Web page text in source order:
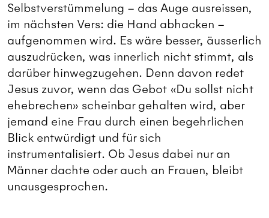
Selbstverstümmelung – das Auge ausreissen,
im nächsten Vers: die Hand abhacken –
aufgenommen wird. Es wäre besser, äusserlich
auszudrücken, was innerlich nicht stimmt, als
darüber hinwegzugehen. Denn davon redet
Jesus zuvor, wenn das Gebot «Du sollst nicht
ehebrechen» scheinbar gehalten wird, aber
jemand eine Frau durch einen begehrlichen
Blick entwürdigt und für sich
instrumentalisiert. Ob Jesus dabei nur an
Männer dachte oder auch an Frauen, bleibt
unausgesprochen.